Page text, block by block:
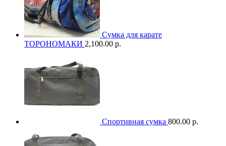
Сумка для карате
ТОРОНОМАКИ 2,100.00 р.
Спортивная сумка 800.00 р.